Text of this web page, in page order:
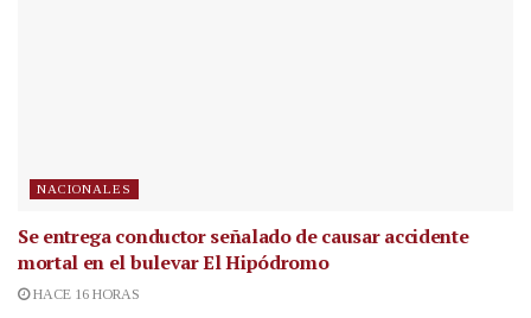
NACIONALES
Se entrega conductor señalado de causar accidente
mortal en el bulevar El Hipódromo
HACE 16 HORAS